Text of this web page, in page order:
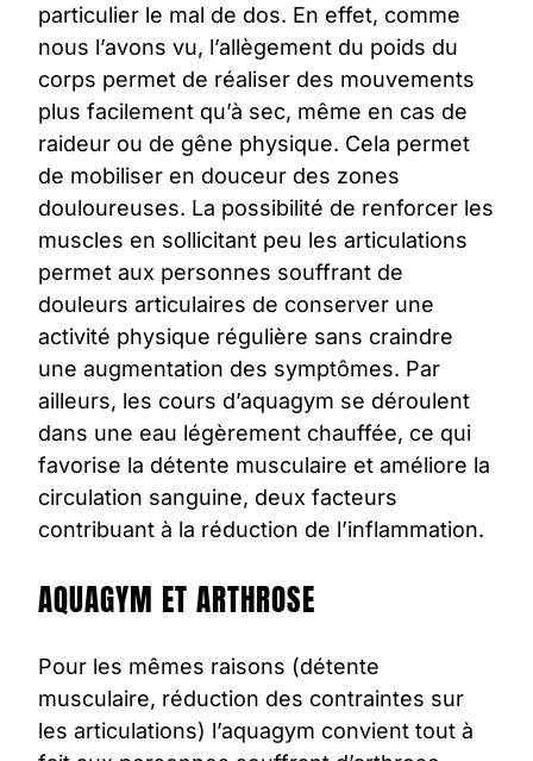
particulier le mal de dos. En effet, comme
nous l’avons vu, l’allègement du poids du
corps permet de réaliser des mouvements
plus facilement qu’à sec, même en cas de
raideur ou de gêne physique. Cela permet
de mobiliser en douceur des zones
douloureuses. La possibilité de renforcer les
muscles en sollicitant peu les articulations
permet aux personnes souffrant de
douleurs articulaires de conserver une
activité physique régulière sans craindre
une augmentation des symptômes. Par
ailleurs, les cours d’aquagym se déroulent
dans une eau légèrement chauffée, ce qui
favorise la détente musculaire et améliore la
circulation sanguine, deux facteurs
contribuant à la réduction de l’inflammation.
AQUAGYM ET ARTHROSE
Pour les mêmes raisons (détente
musculaire, réduction des contraintes sur
les articulations) l’aquagym convient tout à